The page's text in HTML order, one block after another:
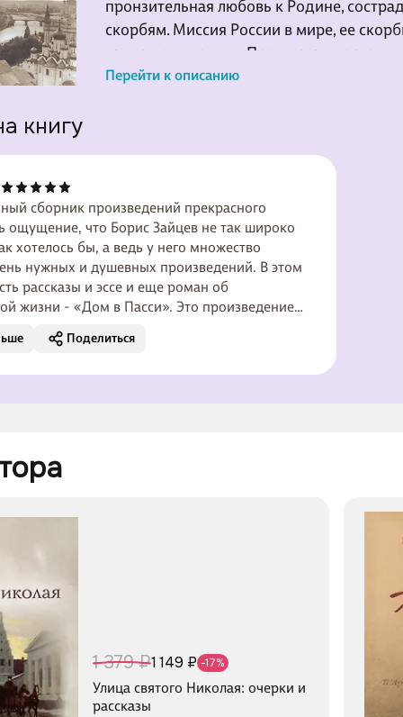
пронзительная любовь к Родине,
скорбям. Миссия России в мире, ее
таинственные пути Промысла -
Историческое бытие народа и человека
примеры стояния в вере, совершивших
Перейти к описанию
книгу
сборник произведений прекрасного
ощущение, что Борис Зайцев не так широко
хотелось бы, а ведь у него множество
нужных и душевных произведений. В этом
рассказы и эссе и еще роман об
жизни - «Дом в Пасси». Это произведение
разные типы русских эмигрантов первой
и надежды, достоинства и
Поделиться
1 379 ₽1 149 ₽ -17%
Улица святого Николая: очерки и
рассказы